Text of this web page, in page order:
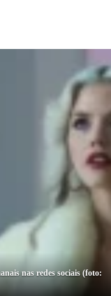
nas redes sociais (foto: